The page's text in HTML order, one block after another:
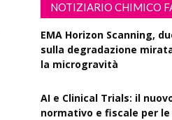
NOTIZIARIO CHIMICO
EMA Horizon Scanning,
sulla degradazione
la microgravità
AI e Clinical Trials: il
normativo e fiscale per le